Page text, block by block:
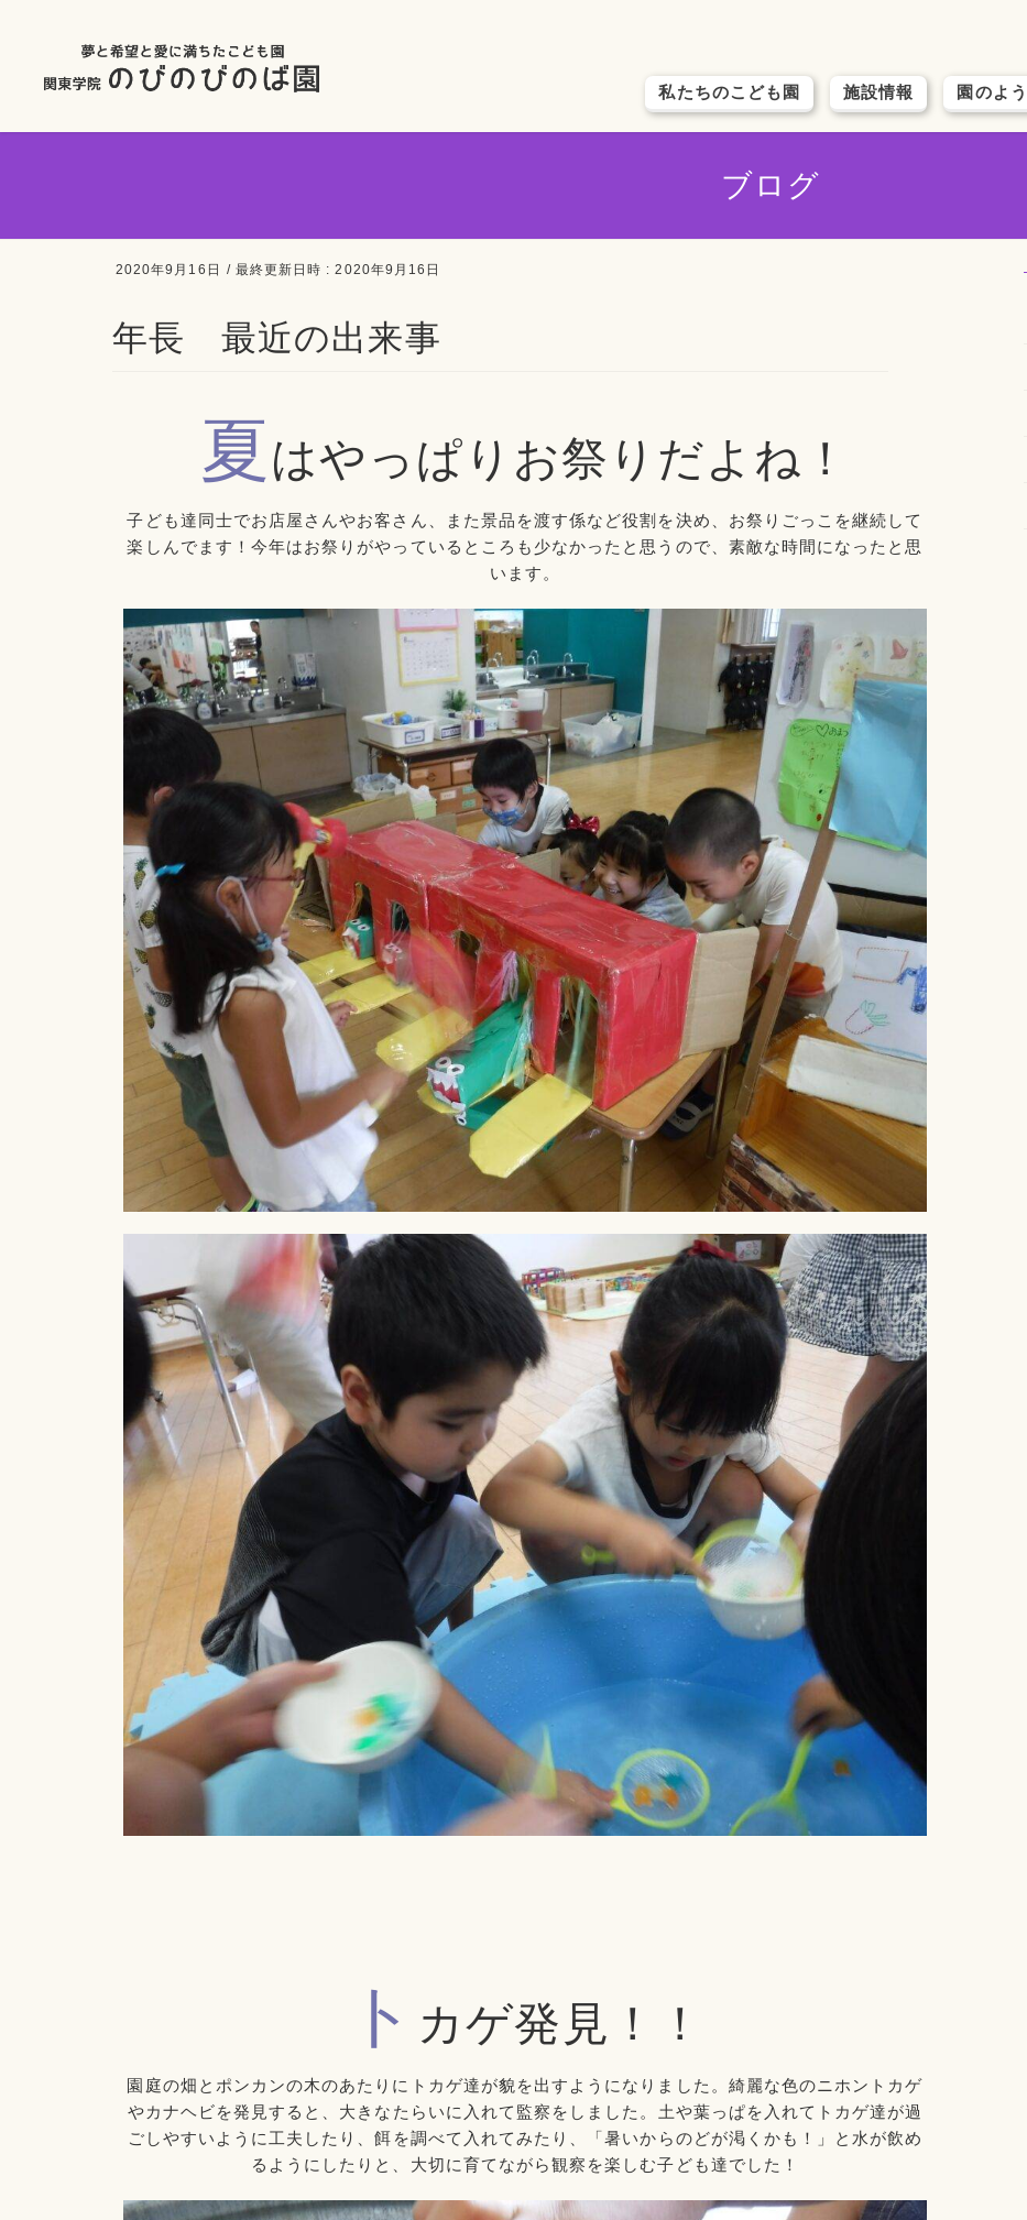
私たちのこども園 施設情報 園のよ
ブログ
2020年9月16日 / 最終更新日時 :2020年9月16日
年長 最近の出来事
夏はやっぱりお祭りだよね！
子ども達同士でお店屋さんやお客さん、また景品を渡す係など役割を決め、お祭りごっこを継続して
楽しんでます！今年はお祭りがやっているところも少なかったと思うので、素敵な時間になったと思
います。
ト カゲ発見！！
園庭の畑とポンカンの木のあたりにトカゲ達が貌を出すようになりました。綺麗な色のニホントカゲ
やカナヘビを発見すると、大きなたらいに入れて監察をしました。土や葉っぱを入れてトカゲ達が過
ごしやすいように工夫したり、餌を調べて入れてみたり、「暑いからのどが渇くかも！」と水が飲め
るようにしたりと、大切に育てながら観察を楽しむ子ども達でした！